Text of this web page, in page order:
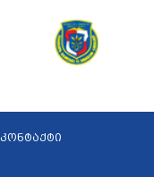
კონტაქტი